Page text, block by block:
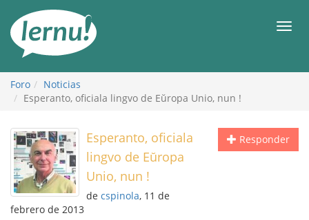
Foro
Noticias
Esperanto, oficiala lingvo de Eŭropa Unio, nun !
Responder
Esperanto, oficiala
lingvo de Eŭropa
Unio, nun !
de cspinola, 11 de
febrero de 2013